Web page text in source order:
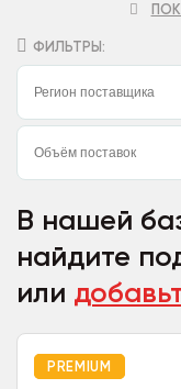
ФИЛЬТРЫ:
В нашей
найдите
или
PREMIUM